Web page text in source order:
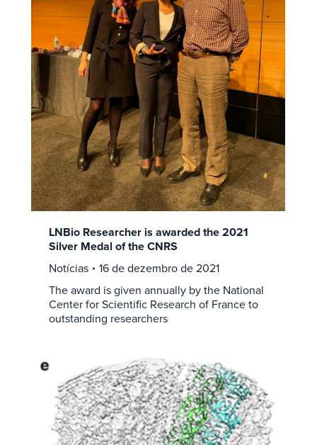
LNBio Researcher is awarded the 2021
Silver Medal of the CNRS
Notícias
16 de dezembro de 2021
The award is given annually by the National
Center for Scientific Research of France to
outstanding researchers